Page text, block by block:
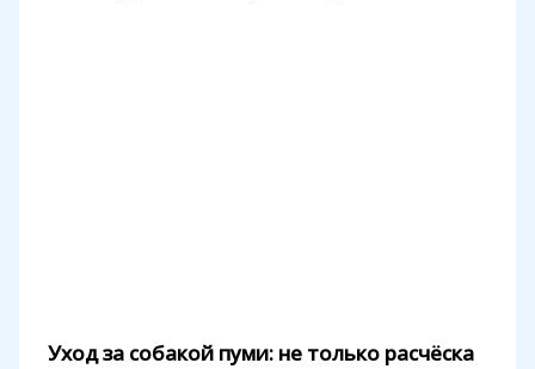
Уход за собакой пуми: не только расчёска